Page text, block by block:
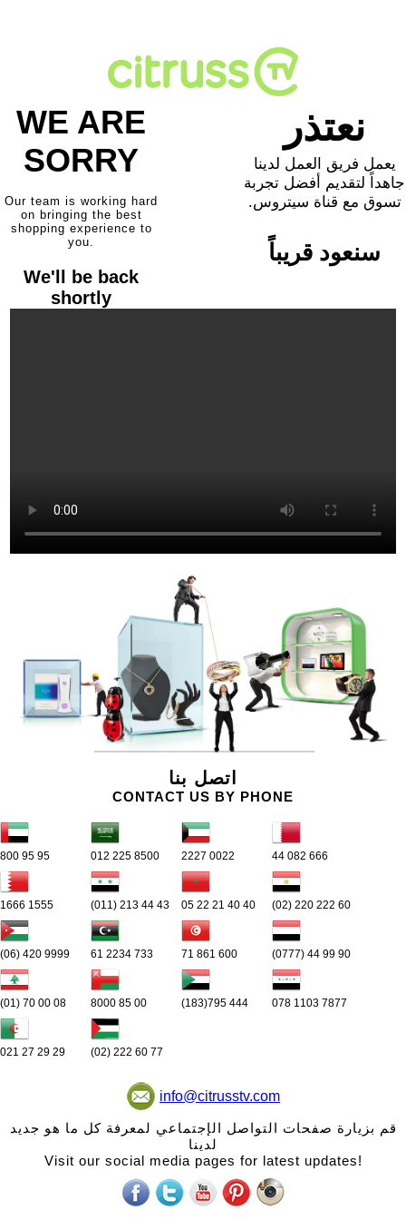
WE ARE
SORRY
Our team is working hard
on bringing the best
shopping experience to
you.
We'll be back
shortly
نعتذر
يعمل فريق العمل لدينا
جاهداً لتقديم أفضل تجربة
تسوق مع قناة سيتروس.
سنعود قريباً
اتصل بنا
CONTACT US BY PHONE
800 95 95 012 225 8500 2227 0022 44 082 666
1666 1555 (011) 213 44 43 05 22 21 40 40 (02) 220 222 60
(06) 420 9999 61 2234 733 71 861 600 (0777) 44 99 90
(01) 70 00 08 8000 85 00 (183)795 444 078 1103 7877
021 27 29 29 (02) 222 60 77
info@citrusstv.com
قم بزيارة صفحات التواصل الإجتماعي لمعرفة كل ما هو جديد
لدينا
Visit our social media pages for latest updates!